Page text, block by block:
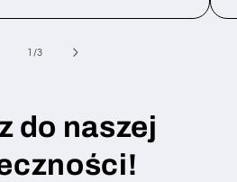
1 /z3
do naszej